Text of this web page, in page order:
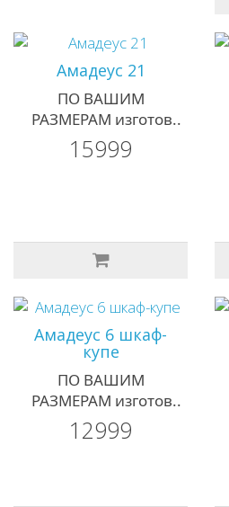
Амадеус 21
ПО ВАШИМ
РАЗМЕРАМ изготов..
15999
Амадеус 6 шкаф-
купе
ПО ВАШИМ
РАЗМЕРАМ изготов..
12999